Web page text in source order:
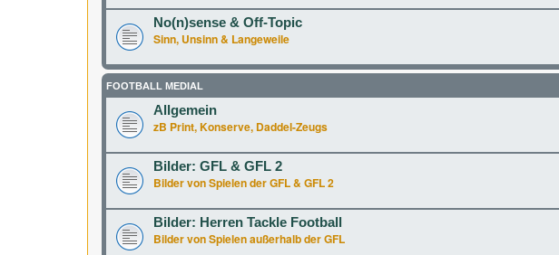
No(n)sense & Off-Topic
Sinn, Unsinn & Langeweile
FOOTBALL MEDIAL
Allgemein
zB Print, Konserve, Daddel-Zeugs
Bilder: GFL & GFL 2
Bilder von Spielen der GFL & GFL 2
Bilder: Herren Tackle Football
Bilder von Spielen außerhalb der GFL